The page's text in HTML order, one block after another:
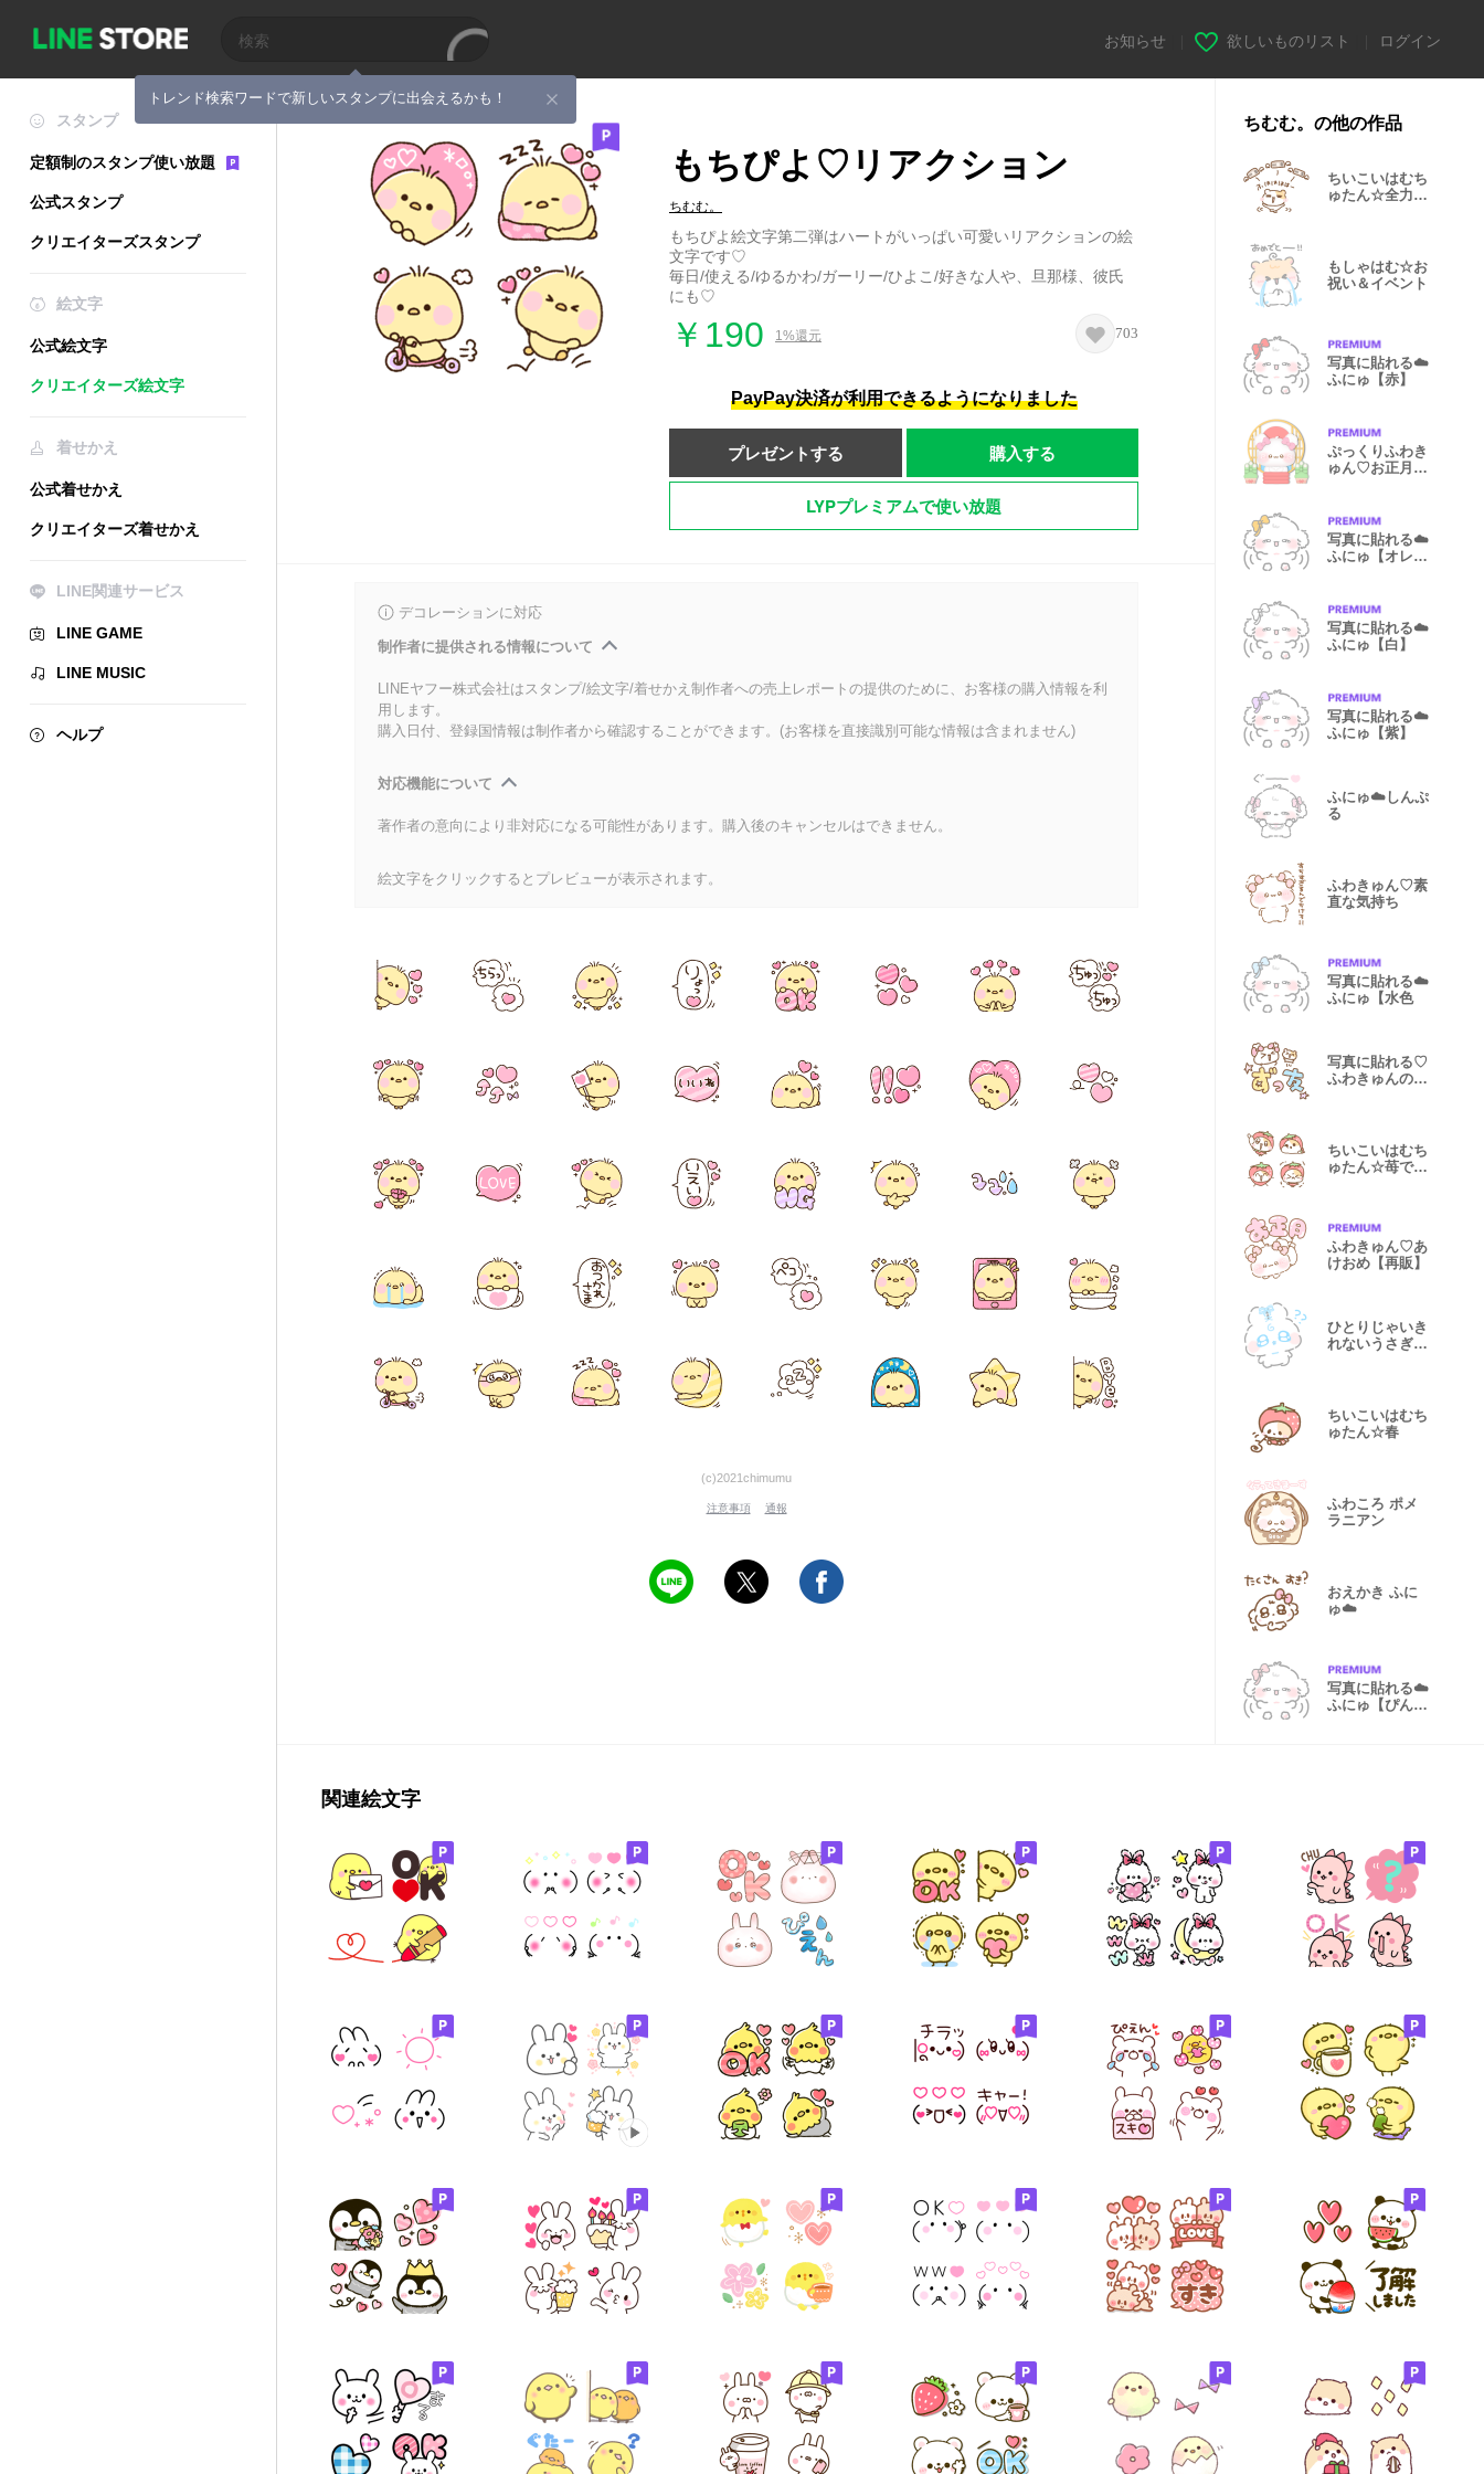
トレンド検索ワードで新しいスタンプに出会えるかも！
お知らせ 欲しいものリスト ログイン
スタンプ
定額制のスタンプ使い放題
公式スタンプ
クリエイターズスタンプ
絵文字
公式絵文字
クリエイターズ絵文字
着せかえ
公式着せかえ
クリエイターズ着せかえ
LINE関連サービス
LINE GAME
LINE MUSIC
ヘルプ
もちぴよ♡リアクション
ちむむ。
もちぴよ絵文字第二弾はハートがいっぱい可愛いリアクションの絵
文字です♡
毎日/使える/ゆるかわ/ガーリー/ひよこ/好きな人や、旦那様、彼氏
にも♡
￥190 1%還元 703
PayPay決済が利用できるようになりました
プレゼントする 購入する
LYPプレミアムで使い放題
デコレーションに対応
制作者に提供される情報について
LINEヤフー株式会社はスタンプ/絵文字/着せかえ制作者への売上レポートの提供のために、お客様の購入情報を利
用します。
購入日付、登録国情報は制作者から確認することができます。(お客様を直接識別可能な情報は含まれません)
対応機能について
著作者の意向により非対応になる可能性があります。購入後のキャンセルはできません。
絵文字をクリックするとプレビューが表示されます。
(c)2021chimumu
注意事項 通報
ちむむ。の他の作品
ちいこいはむち
ゅたん☆全力推
もしゃはむ☆お
祝い＆イベント
写真に貼れる︎︎☁️
ふにゅ【赤】
ぷっくりふわき
ゅん♡お正月
写真に貼れる☁️
ふにゅ【オレン
写真に貼れる︎︎☁️
ふにゅ【白】
写真に貼れる☁️
ふにゅ【紫】
ふにゅ︎︎︎︎☁️しんぷ
る
ふわきゅん♡素
直な気持ち
写真に貼れる︎︎︎︎︎︎☁️
ふにゅ【水色
写真に貼れる♡
ふわきゅんのお
ちいこいはむち
ゅたん☆苺でち
ふわきゅん♡あ
けおめ【再販】
ひとりじゃいき
れないうさぎ
ちいこいはむち
ゅたん☆春
ふわころ ポメ
ラニアン
おえかき ふに
ゅ☁️
写真に貼れる︎︎☁️
ふにゅ【ぴん
関連絵文字